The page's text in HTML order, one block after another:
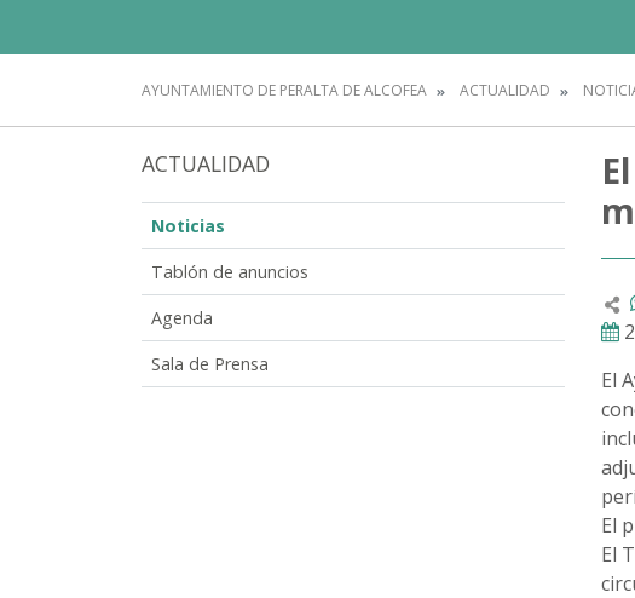
AYUNTAMIENTO DE PERALTA DE ALCOFEA ACTUALIDAD
ACTUALIDAD
Noticias
Tablón de anuncios
Agenda
Sala de Prensa
El
El
El